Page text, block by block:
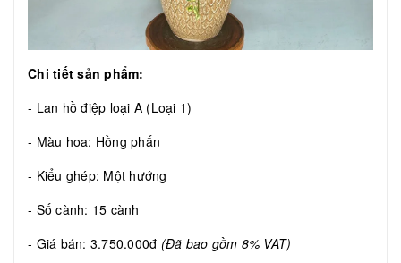
Chi tiết sản phẩm:
- Lan hồ điệp loại A (Loại 1)
- Màu hoa: Hồng phấn
- Kiểu ghép: Một hướng
- Số cành: 15 cành
- Giá bán: 3.750.000đ (Đã bao gồm 8% VAT)